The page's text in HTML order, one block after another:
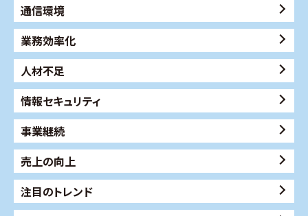
通信環境
業務効率化
人材不足
情報セキュリティ
事業継続
売上の向上
注目のトレンド